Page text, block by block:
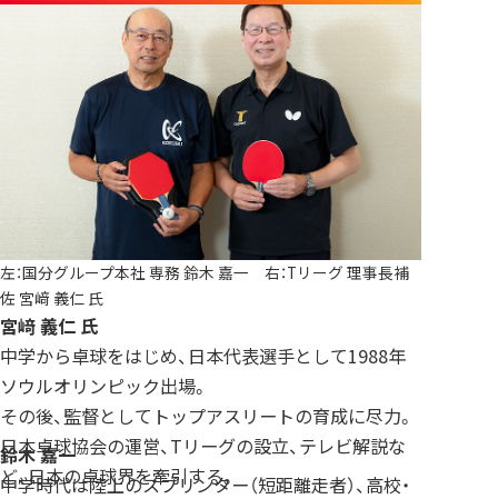
左：国分グループ本社 専務 鈴木 嘉一 右：Tリーグ 理事長補
佐 宮﨑 義仁 氏
宮﨑 義仁 氏
中学から卓球をはじめ、日本代表選手として1988年
ソウルオリンピック出場。
その後、監督としてトップアスリートの育成に尽力。
日本卓球協会の運営、Tリーグの設立、テレビ解説な
ど、日本の卓球界を牽引する。
鈴木 嘉一
中学時代は陸上のスプリンター（短距離走者）、高校・